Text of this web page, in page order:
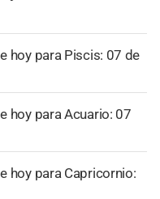
hoy para Piscis: 07 de
hoy para Acuario: 07
hoy para Capricornio: